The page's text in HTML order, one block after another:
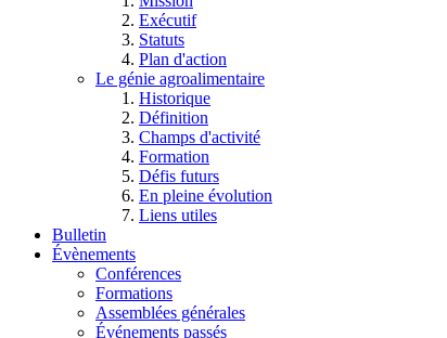
Exécutif
Statuts
Plan d'action
Le génie agroalimentaire
Historique
Définition
Champs d'activité
Formation
Défis futurs
En pleine évolution
Liens utiles
Bulletin
Évènements
Conférences
Formations
Assemblées générales
Événements passés